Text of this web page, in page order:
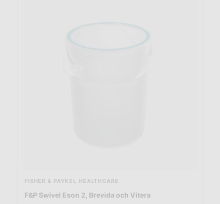
FISHER & PAYKEL HEALTHCARE
F&P Swivel Eson 2, Brevida och Vitera